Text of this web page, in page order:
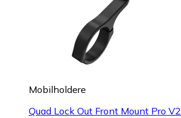
Mobilholdere
Quad Lock Out Front Mount Pro V2